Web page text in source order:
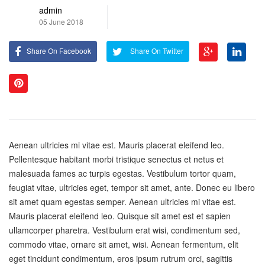
admin
05 June 2018
Share On Facebook Share On Twitter
Aenean ultricies mi vitae est. Mauris placerat eleifend leo.
Pellentesque habitant morbi tristique senectus et netus et
malesuada fames ac turpis egestas. Vestibulum tortor quam,
feugiat vitae, ultricies eget, tempor sit amet, ante. Donec eu libero
sit amet quam egestas semper. Aenean ultricies mi vitae est.
Mauris placerat eleifend leo. Quisque sit amet est et sapien
ullamcorper pharetra. Vestibulum erat wisi, condimentum sed,
commodo vitae, ornare sit amet, wisi. Aenean fermentum, elit
eget tincidunt condimentum, eros ipsum rutrum orci, sagittis